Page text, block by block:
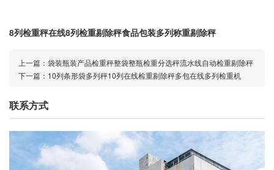
8列检重秤在线8列检重剔除秤食品包装多列称重剔除秤
上一篇： 袋装瓶装产品检重秤整袋整瓶检重分选秤流水线自动检重剔除秤
下一篇： 10列条形袋多列秤10列在线检重剔除秤多包在线多列检重机
联系方式